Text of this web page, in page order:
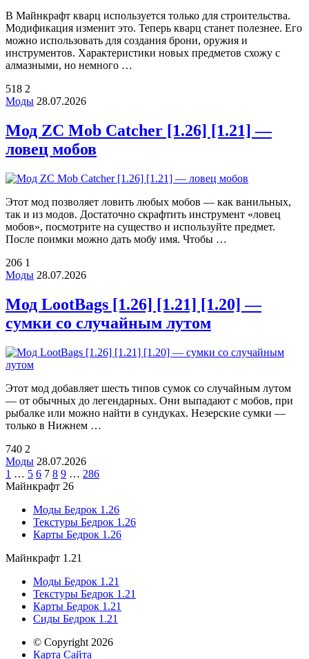
В Майнкрафт кварц используется только для строительства.
Модификация изменит это. Теперь кварц станет полезнее. Его
можно использовать для создания брони, оружия и
инструментов. Характеристики новых предметов схожу с
алмазными, но немного …
518 2
Моды 28.07.2026
Мод ZC Mob Catcher [1.26] [1.21] —
ловец мобов
Этот мод позволяет ловить любых мобов — как ванильных,
так и из модов. Достаточно скрафтить инструмент «ловец
мобов», посмотрите на существо и используйте предмет.
После поимки можно дать мобу имя. Чтобы …
206 1
Моды 28.07.2026
Мод LootBags [1.26] [1.21] [1.20] —
сумки со случайным лутом
Этот мод добавляет шесть типов сумок со случайным лутом
— от обычных до легендарных. Они выпадают с мобов, при
рыбалке или можно найти в сундуках. Незерские сумки —
только в Нижнем …
740 2
Моды 28.07.2026
1 … 5 6 7 8 9 … 286
Майнкрафт 26
Моды Бедрок 1.26
Текстуры Бедрок 1.26
Карты Бедрок 1.26
Майнкрафт 1.21
Моды Бедрок 1.21
Текстуры Бедрок 1.21
Карты Бедрок 1.21
Сиды Бедрок 1.21
© Copyright 2026
Карта Сайта